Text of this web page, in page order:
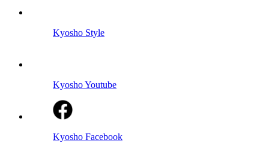
Kyosho Style
Kyosho Youtube
Kyosho Facebook